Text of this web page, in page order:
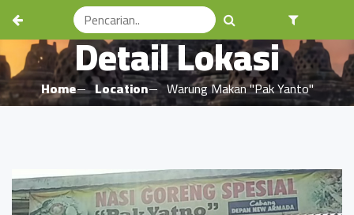
Detail Lokasi
Home Location Warung Makan "Pak Yanto"